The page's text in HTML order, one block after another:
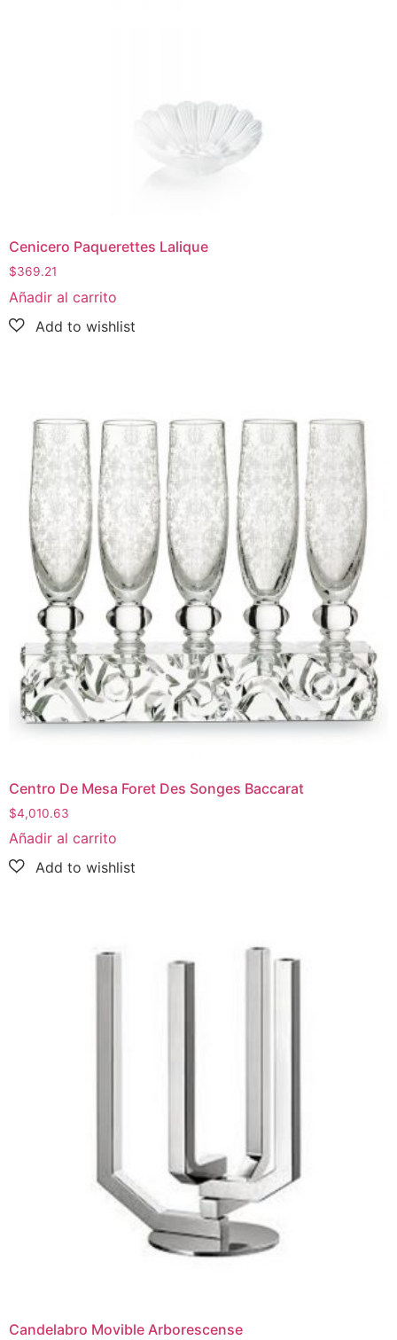
Cenicero Paquerettes Lalique
$369.21
Añadir al carrito
Centro De Mesa Foret Des Songes Baccarat
$4,010.63
Añadir al carrito
Candelabro Movible Arborescense